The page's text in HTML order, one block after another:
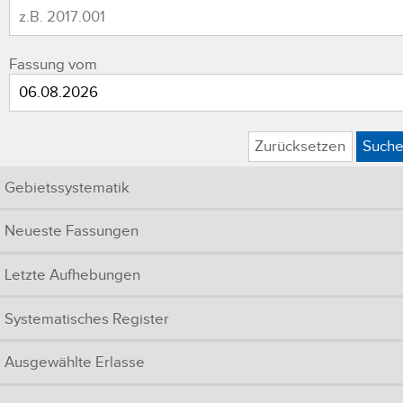
Fassung vom
Zurücksetzen
Gebietssystematik
Neueste Fassungen
Letzte Aufhebungen
Systematisches Register
Ausgewählte Erlasse